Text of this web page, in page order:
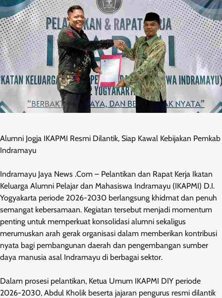
Alumni Jogja IKAPMI Resmi Dilantik, Siap Kawal Kebijakan Pemkab
Indramayu
Indramayu Jaya News .Com – Pelantikan dan Rapat Kerja Ikatan
Keluarga Alumni Pelajar dan Mahasiswa Indramayu (IKAPMI) D.I.
Yogyakarta periode 2026-2030 berlangsung khidmat dan penuh
semangat kebersamaan. Kegiatan tersebut menjadi momentum
penting untuk memperkuat konsolidasi alumni sekaligus
merumuskan arah gerak organisasi dalam memberikan kontribusi
nyata bagi pembangunan daerah dan pengembangan sumber
daya manusia asal Indramayu di berbagai sektor.
Dalam prosesi pelantikan, Ketua Umum IKAPMI DIY periode
2026-2030, Abdul Kholik beserta jajaran pengurus resmi dilantik